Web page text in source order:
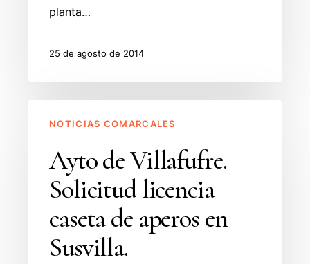
planta…
25 de agosto de 2014
Solicitud
licencia
aperos
NOTICIAS COMARCALES
Ayto de Villafufre.
Solicitud licencia
caseta de aperos en
Susvilla.